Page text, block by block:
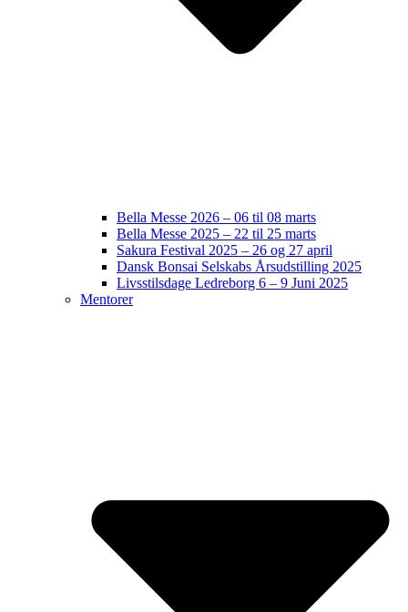
Bella Messe 2026 – 06 til 08 marts
Bella Messe 2025 – 22 til 25 marts
Sakura Festival 2025 – 26 og 27 april
Dansk Bonsai Selskabs Årsudstilling 2025
Livsstilsdage Ledreborg 6 – 9 Juni 2025
Mentorer